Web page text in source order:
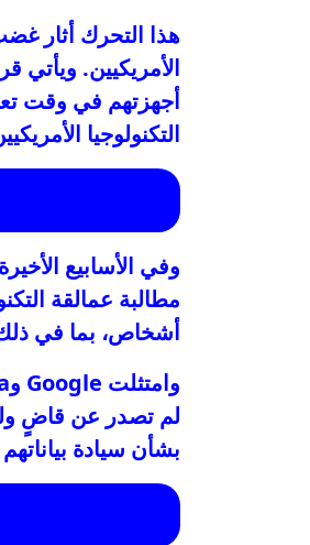
هذا التحرك أثار
الأمريكيين. ويأتي
أجهزتهم في وقت
التكنولوجيا
وفي الأسابيع
مطالبة عمالقة
أشخاص، بما في ذلك
لم تصدر عن قاضٍ
بشأن سيادة